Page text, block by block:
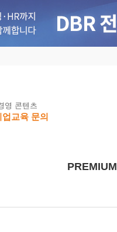
영 콘텐츠
교육 문의
PREMIUM